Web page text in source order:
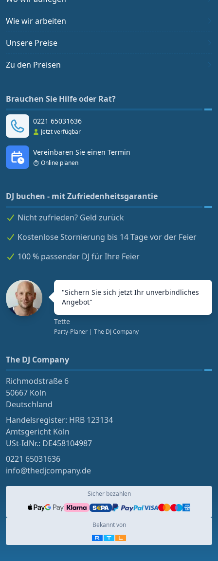
Wie wir arbeiten
Unsere Preise
Zu den Preisen
Brauchen Sie Hilfe oder Rat?
0221 65031636
Jetzt verfügbar
Vereinbaren Sie einen Termin
Online planen
DJ buchen - mit Zufriedenheitsgarantie
Nicht zufrieden? Geld zurück
Kostenlose Stornierung bis 14 Tage vor der Feier
100 % passender DJ für Ihre Feier
"Sichern Sie sich jetzt Ihr unverbindliches
Angebot"
Tette
Party-Planer | The DJ Company
The DJ Company
Richmodstraße 6
50667 Köln
Deutschland
Handelsregister: HRB 123134
Amtsgericht Köln
USt-IdNr.: DE458104987
0221 65031636
info@thedjcompany.de
Sicher bezahlen
Bekannt von